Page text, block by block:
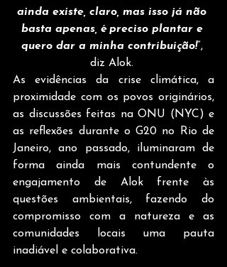
ainda existe, claro, mas isso já não
basta apenas, é preciso plantar e
quero dar a minha contribuição!”,
diz Alok.
As evidências da crise climática, a
proximidade com os povos originários,
as discussões feitas na ONU (NYC) e
as reflexões durante o G20 no Rio de
Janeiro, ano passado, iluminaram de
forma ainda mais contundente o
engajamento de Alok frente às
questões ambientais, fazendo do
compromisso com a natureza e as
comunidades locais uma pauta
inadiável e colaborativa.